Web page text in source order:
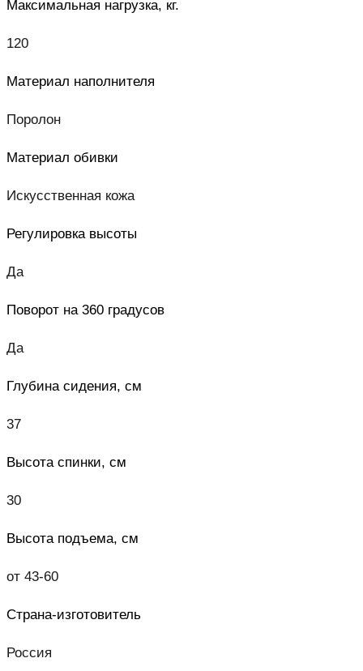
Максимальная нагрузка, кг.
120
Материал наполнителя
Поролон
Материал обивки
Искусственная кожа
Регулировка высоты
Да
Поворот на 360 градусов
Да
Глубина сидения, см
37
Высота спинки, см
30
Высота подъема, см
от 43-60
Страна-изготовитель
Россия